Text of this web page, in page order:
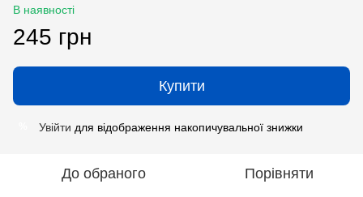
В наявності
245 грн
Купити
Увійти для відображення накопичувальної знижки
До обраного Порівняти